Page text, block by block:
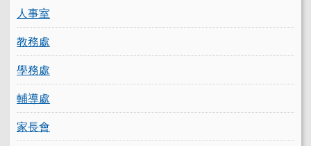
人事室
教務處
學務處
輔導處
家長會